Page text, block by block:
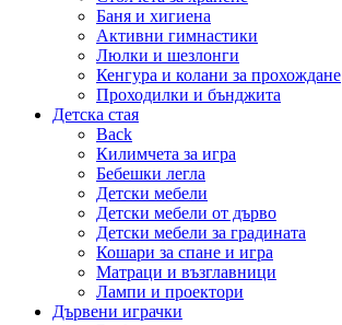
Баня и хигиена
Активни гимнастики
Люлки и шезлонги
Кенгура и колани за прохождане
Проходилки и бънджита
Детска стая
Back
Килимчета за игра
Бебешки легла
Детски мебели
Детски мебели от дърво
Детски мебели за градината
Кошари за спане и игра
Матраци и възглавници
Лампи и проектори
Дървени играчки